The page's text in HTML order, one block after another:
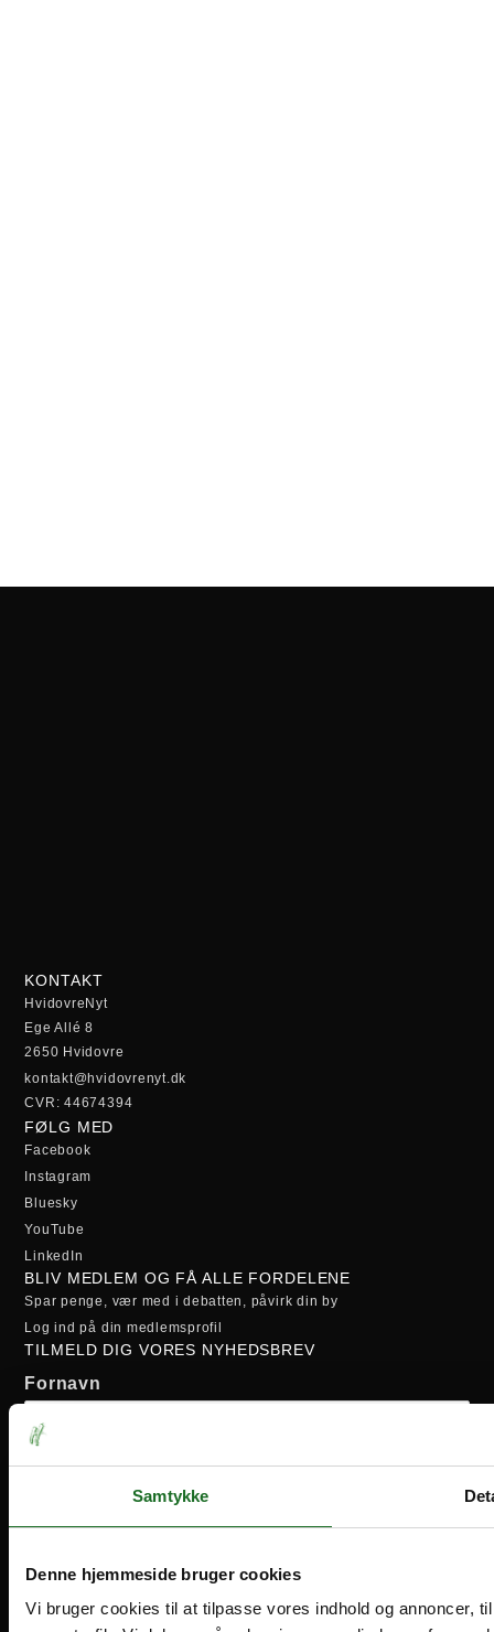
Samtykke
Denne hjemmeside bruger cookies
Vi bruger cookies til at tilpasse vores indhold og annoncer,
KONTAKT
HvidovreNyt
Ege Allé 8
2650 Hvidovre
kontakt@hvidovrenyt.dk
CVR: 44674394
FØLG MED
Facebook
Instagram
Bluesky
YouTube
LinkedIn
BLIV MEDLEM OG FÅ ALLE FORDELENE
Spar penge, vær med i debatten, påvirk din by
Log ind på din medlemsprofil
TILMELD DIG VORES NYHEDSBREV
Fornavn
Efternavn